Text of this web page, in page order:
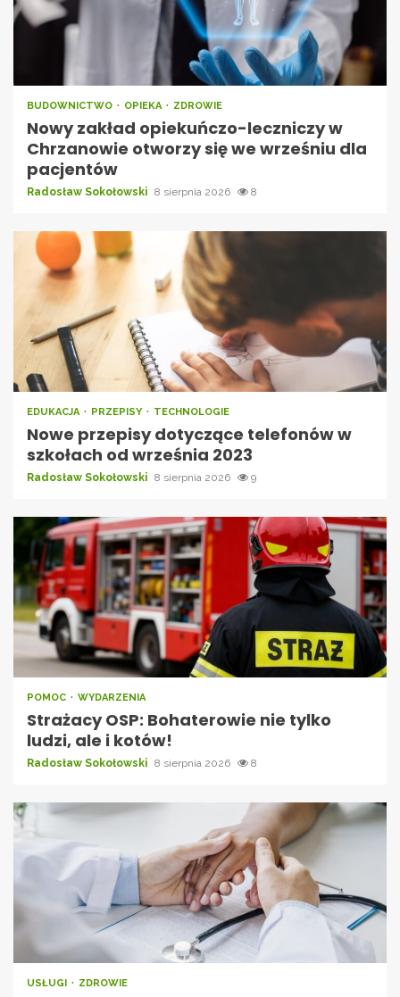
BUDOWNICTWO OPIEKA ZDROWIE
Nowy zakład opiekuńczo-leczniczy w
Chrzanowie otworzy się we wrześniu dla
pacjentów
Radosław Sokołowski 8 sierpnia 2026 8
EDUKACJA PRZEPISY TECHNOLOGIE
Nowe przepisy dotyczące telefonów w
szkołach od września 2023
Radosław Sokołowski 8 sierpnia 2026 9
POMOC WYDARZENIA
Strażacy OSP: Bohaterowie nie tylko
ludzi, ale i kotów!
Radosław Sokołowski 8 sierpnia 2026 8
USŁUGI ZDROWIE